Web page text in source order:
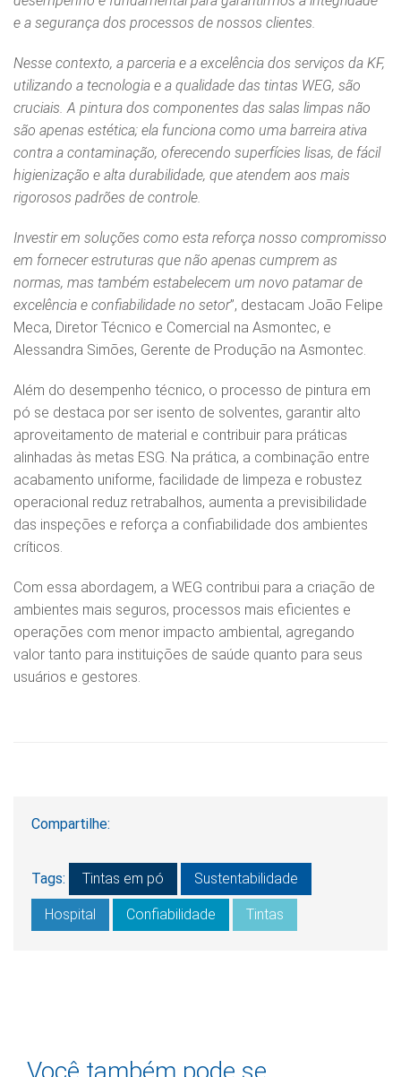
e a segurança dos processos de nossos clientes.
Nesse contexto, a parceria e a excelência dos serviços da KF,
utilizando a tecnologia e a qualidade das tintas WEG, são
cruciais. A pintura dos componentes das salas limpas não
são apenas estética; ela funciona como uma barreira ativa
contra a contaminação, oferecendo superfícies lisas, de fácil
higienização e alta durabilidade, que atendem aos mais
rigorosos padrões de controle.
Investir em soluções como esta reforça nosso compromisso
em fornecer estruturas que não apenas cumprem as
normas, mas também estabelecem um novo patamar de
excelência e confiabilidade no setor”, destacam João Felipe
Meca, Diretor Técnico e Comercial na Asmontec, e
Alessandra Simões, Gerente de Produção na Asmontec.
Além do desempenho técnico, o processo de pintura em
pó se destaca por ser isento de solventes, garantir alto
aproveitamento de material e contribuir para práticas
alinhadas às metas ESG. Na prática, a combinação entre
acabamento uniforme, facilidade de limpeza e robustez
operacional reduz retrabalhos, aumenta a previsibilidade
das inspeções e reforça a confiabilidade dos ambientes
críticos.
Com essa abordagem, a WEG contribui para a criação de
ambientes mais seguros, processos mais eficientes e
operações com menor impacto ambiental, agregando
valor tanto para instituições de saúde quanto para seus
usuários e gestores.
Compartilhe:
Tags: Tintas em pó Sustentabilidade
Hospital Confiabilidade Tintas